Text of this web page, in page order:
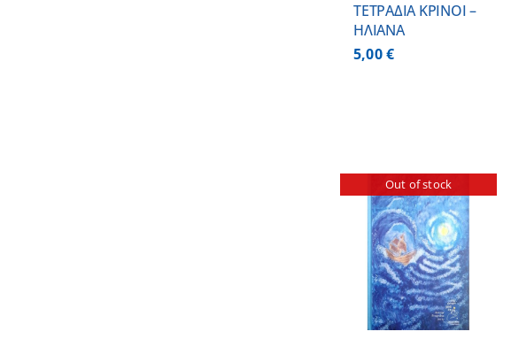
ΤΕΤΡΑΔΙΑ ΚΡΙΝΟΙ –
ΗΛΙΑΝΑ
5,00€
Out of stock
ΠΡΟΣΘΗΚΗ ΣΤΟ
ΚΑΛΑΘΙ
ΛΕΠΤΟΜΕΡΕΙΕΣ